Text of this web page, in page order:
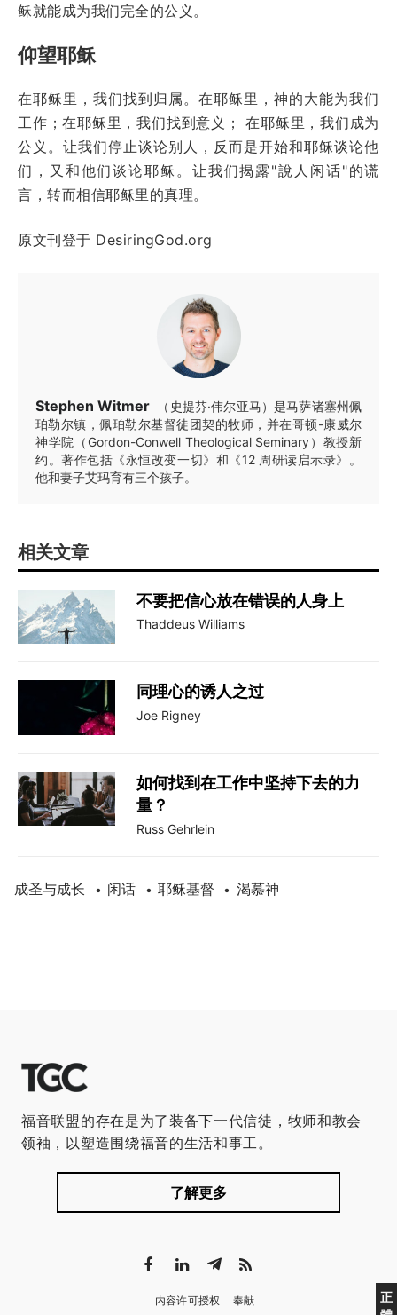
稣就能成为我们完全的公义。
仰望耶稣
在耶稣里，我们找到归属。在耶稣里，神的大能为我们
工作；在耶稣里，我们找到意义； 在耶稣里，我们成为
公义。让我们停止谈论别人，反而是开始和耶稣谈论他
们，又和他们谈论耶稣。让我们揭露"說人闲话"的谎
言，转而相信耶稣里的真理。
原文刊登于 DesiringGod.org
Stephen Witmer
（史提芬·伟尔亚马）是马萨诸塞州佩
珀勒尔镇，佩珀勒尔基督徒团契的牧师，并在哥顿-康威尔
神学院（Gordon-Conwell Theological Seminary）教授新
约。著作包括《永恒改变一切》和《12 周研读启示录》。
他和妻子艾玛育有三个孩子。
相关文章
不要把信心放在错误的人身上
Thaddeus Williams
同理心的诱人之过
Joe Rigney
如何找到在工作中坚持下去的力
量？
Russ Gehrlein
成圣与成长 • 闲话 • 耶稣基督 • 渴慕神
正
福音联盟的存在是为了装备下一代信徒，牧师和教会
领袖，以塑造围绕福音的生活和事工。
了解更多
内容许可授权
奉献